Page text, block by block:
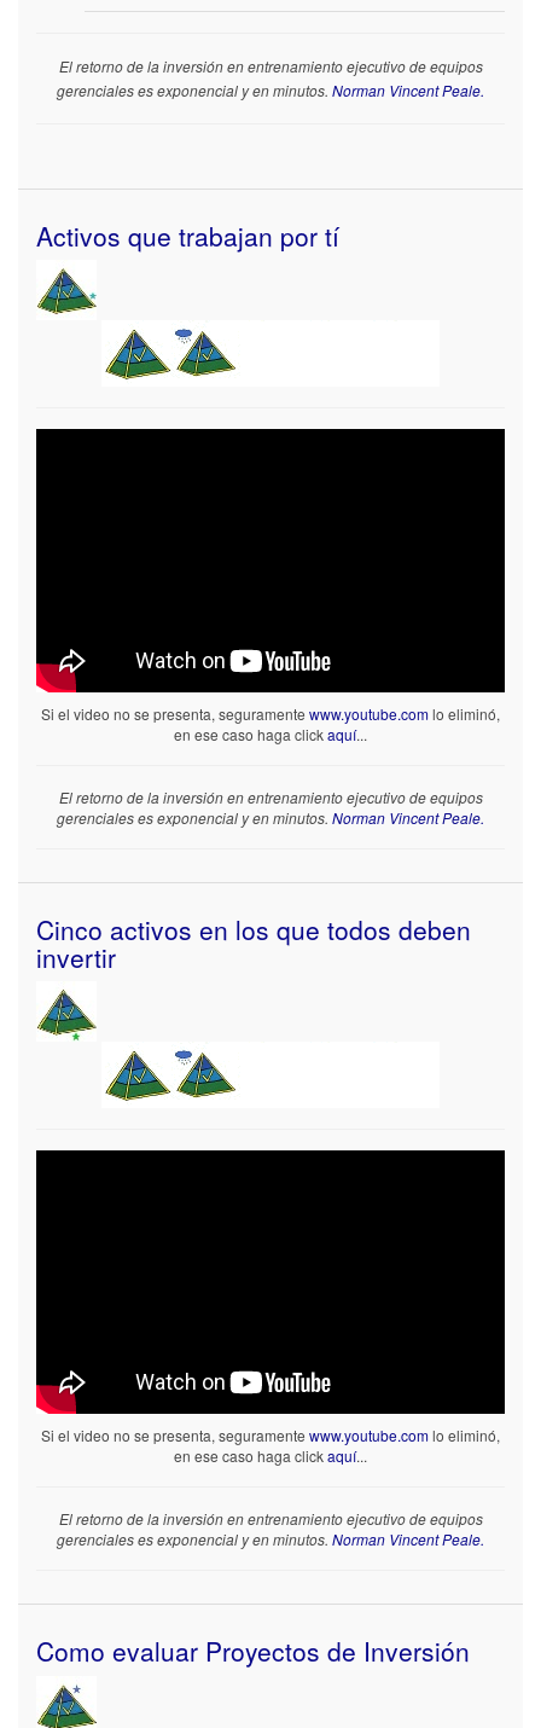
El retorno de la inversión en entrenamiento ejecutivo de equipos
gerenciales es exponencial y en minutos. Norman Vincent Peale.
Activos que trabajan por tí
Si el video no se presenta, seguramente www.youtube.comlo eliminó,
en ese caso haga clickaquí...
El retorno de la inversión en entrenamiento ejecutivo de equipos
gerenciales es exponencial y en minutos. Norman Vincent Peale.
Cinco activos en los que todos deben
invertir
Si el video no se presenta, seguramente www.youtube.comlo eliminó,
en ese caso haga clickaquí...
El retorno de la inversión en entrenamiento ejecutivo de equipos
gerenciales es exponencial y en minutos. Norman Vincent Peale.
Como evaluar Proyectos de Inversión